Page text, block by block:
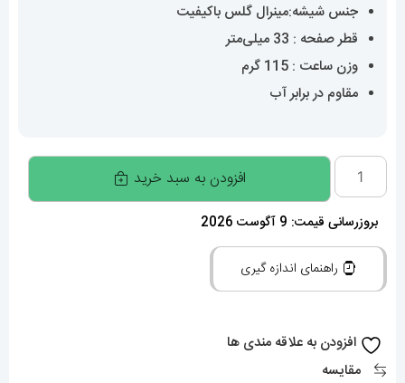
جنس شیشه:مینرال گلس باکیفیت
قطر صفحه : 33 میلی‌متر
وزن ساعت : 115 گرم
مقاوم در برابر آب
ساعت
ورساچه
زنانه
کوارتز
دورنگ
سفید
افزودن به سبد خرید
بروزرسانی قیمت: 9 آگوست 2026
راهنمای اندازه گیری
افزودن به علاقه مندی ها
مقایسه